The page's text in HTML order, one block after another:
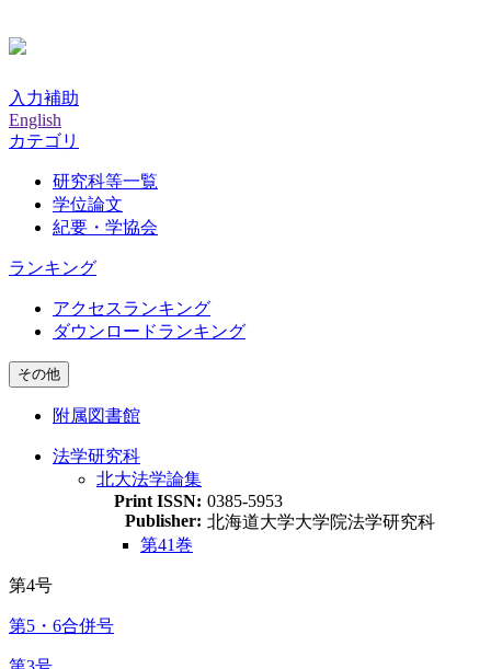
入力補助
English
カテゴリ
研究科等一覧
学位論文
紀要・学協会
ランキング
アクセスランキング
ダウンロードランキング
その他
附属図書館
法学研究科
北大法学論集
Print ISSN: 0385-5953
Publisher: 北海道大学大学院法学研究科
第41巻
第4号
第5・6合併号